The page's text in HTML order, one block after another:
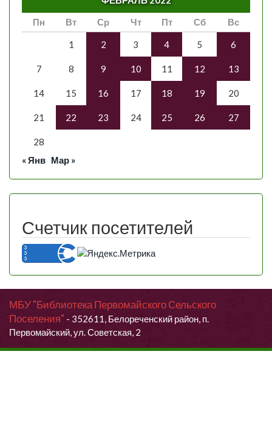
Пн
Вт Ср Чт Пт Сб Вс
1 2 3 4 5 6
7 8 9 10 11 12 13
14 15 16 17 18 19 20
21 22 23 24 25 26 27
28
« Янв Мар »
Счетчик посетителей
МБУ "Библиотека Первомайского Сельского
Поселения" - 352611, Белореченский район, п.
Первомайский, ул. Советская, 2